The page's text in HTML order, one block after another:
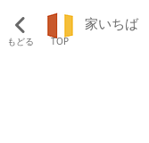
もどる TOP
家いちば